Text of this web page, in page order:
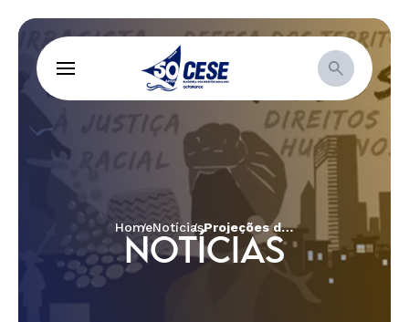
HomeNotícias Projeções da campanha “Nada sobre o Clima sem as Mulheres Negras” ocupam Brasília e São Paulo na véspera da II Marcha Nacional
NOTÍCIAS